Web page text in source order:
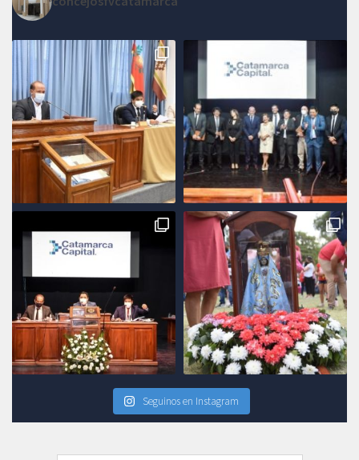
Seguinos en Instagram